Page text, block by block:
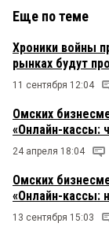
Еще по теме
Хроники войны
рынках будут
11 сентября 12:04
Омских
«Онлайн-кассы:
24 апреля 18:04
Омских
«Онлайн-кассы:
13 сентября 15:03